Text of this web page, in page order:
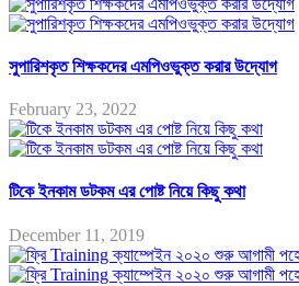
সুপারিশকৃত শিক্ষকদের এমপিওভুক্ত করার উদ্যোগ
February 23, 2022
টিকে ইনকাম ডটকম এর পোষ্ট নিয়ে কিছু কথা
December 11, 2019